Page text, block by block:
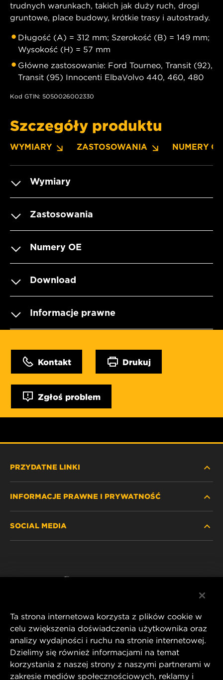
trudnych warunkach, takich jak duży ruch, drogi
gruntowe, place budowy, krótkie trasy i autostrady.
Długość (A) = 312 mm; Szerokość (B) = 149 mm;
Wysokość (H) = 57 mm
Główne zastosowanie: Ford Tourneo, Transit (92),
Transit (95) Innocenti ElbaVolvo 440, 460, 480
Kod GTIN: 5050026002330
Szczegóły produktu
WYMIARY ZASTOSOWANIA NUMERY OE
Wymiary
Zastosowania
Numery OE
Download
Informacje prawne
Kontakt Drukuj
Zgłoś problem
PRZYDATNE LINKI
GDZIE KUPIĆ
INFORMACJE PRAWNE I PRYWATNOŚĆ
SOCIAL MEDIA
MANN+HUMMEL FT Poland
ul. Wrocławska 145,
63-800 GOSTYŃ, POLAND
Ta strona internetowa korzysta z plików cookie w
celu zwiększenia doświadczenia użytkownika oraz
analizy wydajności i ruchu na stronie internetowej.
Dzielimy się również informacjami na temat
korzystania z naszej strony z naszymi partnerami w
zakresie mediów społecznościowych, reklamy i